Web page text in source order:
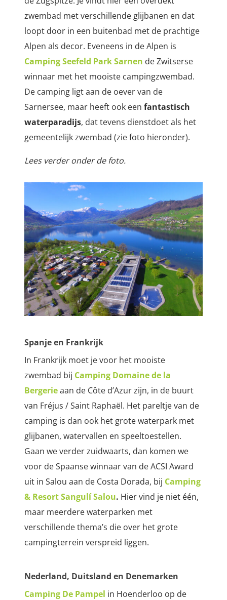
zwembad met verschillende glijbanen en dat
loopt door in een buitenbad met de prachtige
Alpen als decor. Eveneens in de Alpen is
Camping Seefeld Park Sarnen de Zwitserse
winnaar met het mooiste campingzwembad.
De camping ligt aan de oever van de
Sarnersee, maar heeft ook een fantastisch
waterparadijs, dat tevens dienstdoet als het
gemeentelijk zwembad (zie foto hieronder).
Lees verder onder de foto.
Spanje en Frankrijk
In Frankrijk moet je voor het mooiste
zwembad bij Camping Domaine de la
Bergerieaan de Côte d’Azur zijn, in de buurt
van Fréjus / Saint Raphaël. Het pareltje van de
camping is dan ook het grote waterpark met
glijbanen, watervallen en speeltoestellen.
Gaan we verder zuidwaarts, dan komen we
voor de Spaanse winnaar van de ACSI Award
uit in Salou aan de Costa Dorada, bij Camping
& Resort Sangulí Salou. Hier vind je niet één,
maar meerdere waterparken met
verschillende thema’s die over het grote
campingterrein verspreid liggen.
Nederland, Duitsland en Denemarken
Camping De Pampel in Hoenderloo op de